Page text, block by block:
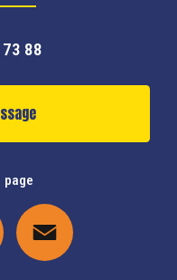
88
page